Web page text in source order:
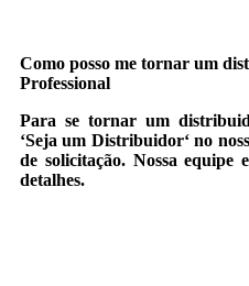
Como posso me tornar um
Professional
Para se tornar um
‘Seja um Distribuidor‘ no
de solicitação. Nossa
detalhes.